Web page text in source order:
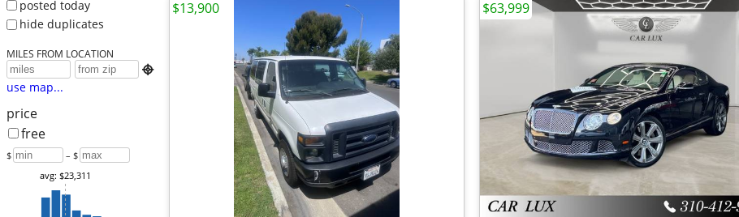
posted today
hide duplicates
MILES FROM LOCATION

use map...
price
free
$ – $
avg: $23,311
$13,900 $63,999